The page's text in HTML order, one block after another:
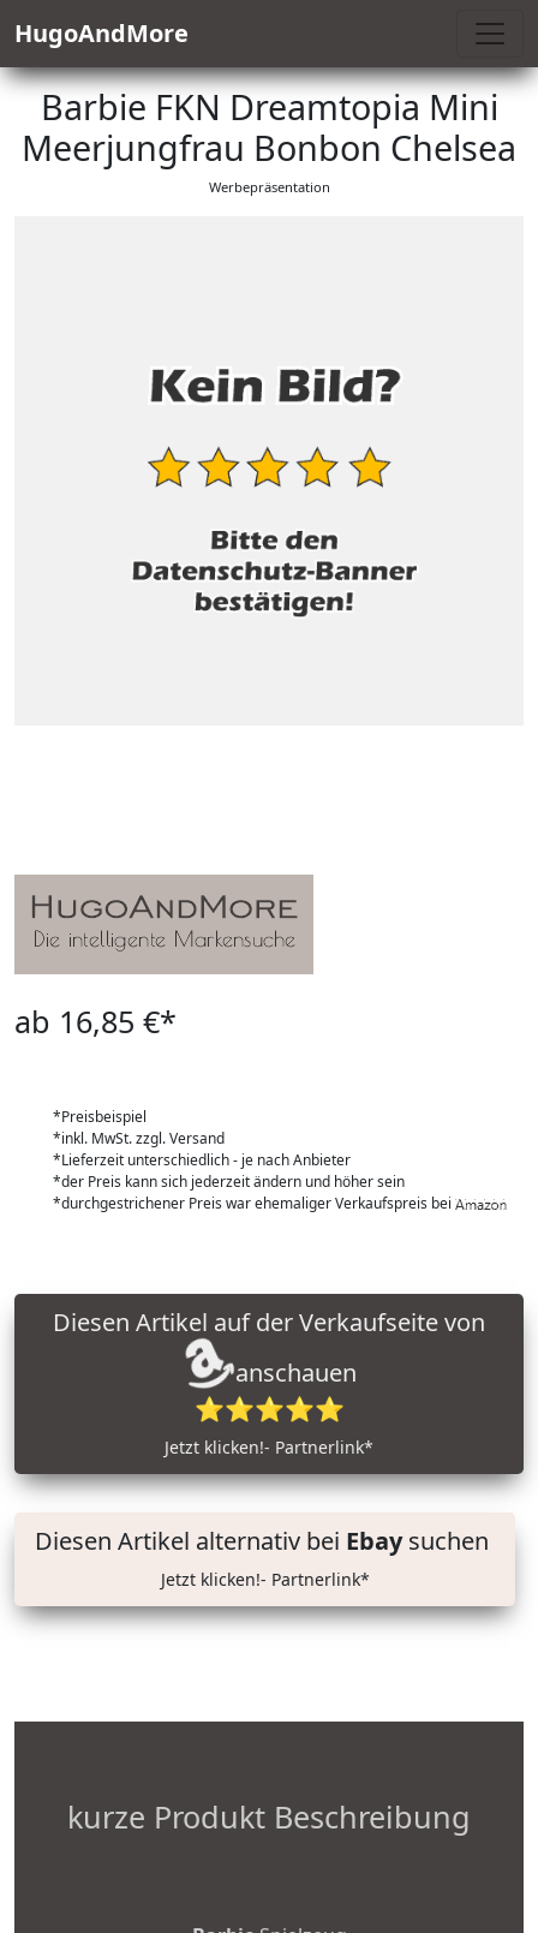
HugoAndMore
Barbie FKN Dreamtopia Mini
Meerjungfrau Bonbon Chelsea
Werbepräsentation
ab 16,85 €*
*Preisbeispiel
*inkl. MwSt. zzgl. Versand
*Lieferzeit unterschiedlich - je nach Anbieter
*der Preis kann sich jederzeit ändern und höher sein
*durchgestrichener Preis war ehemaliger Verkaufspreis bei
anschauen
⭐⭐⭐⭐⭐
Jetzt klicken!- Partnerlink*
Diesen Artikel alternativ bei Ebaysuchen
Jetzt klicken!- Partnerlink*
kurze Produkt Beschreibung